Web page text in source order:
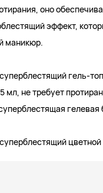
оно
эффект,
маникюр.
гель-
мл, не требует
гелевая
цветной